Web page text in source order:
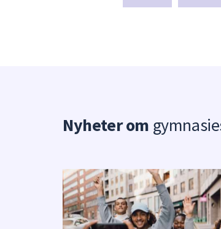
Nyheter om